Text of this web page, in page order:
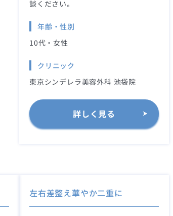
談ください。
年齢・性別
10代・女性
クリニック
東京シンデレラ美容外科 池袋院
詳しく見る
左右差整え華やか二重に